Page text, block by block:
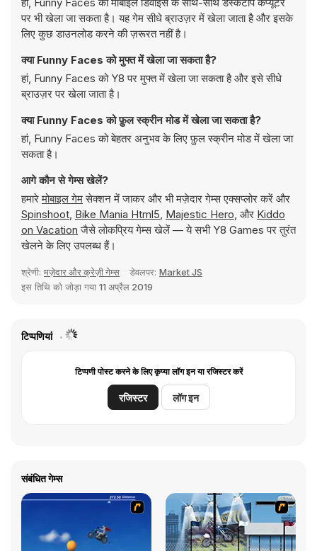
पर भी खेला जा सकता है। यह गेम सीधे ब्राउज़र में खेला जाता है और इसके
लिए कुछ डाउनलोड करने की ज़रूरत नहीं है।
क्या Funny Faces को मुफ्त में खेला जा सकता है?
हां, Funny Faces को Y8 पर मुफ्त में खेला जा सकता है और इसे सीधे
ब्राउज़र पर खेला जाता है।
क्या Funny Faces को फ़ुल स्क्रीन मोड में खेला जा सकता है?
हां, Funny Faces को बेहतर अनुभव के लिए फ़ुल स्क्रीन मोड में खेला जा
सकता है।
आगे कौन से गेम्स खेलें?
हमारेमोबाइल गेमसेक्शन में जाकर और भी मज़ेदार गेम्स एक्सप्लोर करें और
Spinshoot, Bike Mania Html5, Majestic Hero, और Kiddo
on Vacation जैसे लोकप्रिय गेम्स खेलें — ये सभी Y8 Games पर तुरंत
खेलने के लिए उपलब्ध हैं।
श्रेणी: मज़ेदार और क्रेज़ी गेम्स डेवलपर: Market JS
इस तिथि को जोड़ा गया 11 अप्रैल 2019
टिप्पणियां
टिप्पणी पोस्ट करने के लिए कृप्या लॉग इन या रजिस्टर करें
रजिस्टर लॉग इन
संबंधित गेम्स